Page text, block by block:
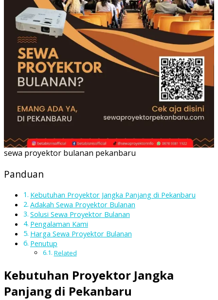
sewa proyektor bulanan pekanbaru
Panduan
Kebutuhan Proyektor Jangka Panjang di Pekanbaru
Adakah Sewa Proyektor Bulanan
Solusi Sewa Proyektor Bulanan
Pengalaman Kami
Harga Sewa Proyektor Bulanan
Penutup
Related
Kebutuhan Proyektor Jangka
Panjang di Pekanbaru